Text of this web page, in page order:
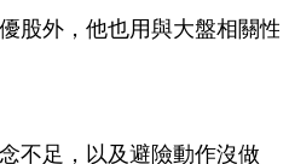
股外，他也用與大盤相關性
不足，以及避險動作沒做